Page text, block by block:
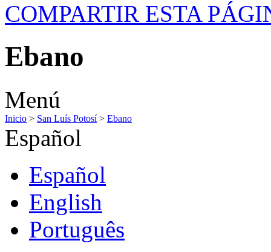
COMPARTIR ESTA
Ebano
Menú
Inicio > San Luís Potosí> Ebano
Español
Español
English
Português